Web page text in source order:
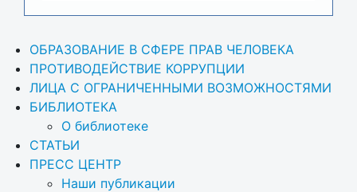
ОБРАЗОВАНИЕ В СФЕРЕ ПРАВ ЧЕЛОВЕКА
ПРОТИВОДЕЙСТВИЕ КОРРУПЦИИ
ЛИЦА С ОГРАНИЧЕННЫМИ ВОЗМОЖНОСТЯМИ
БИБЛИОТЕКА
О библиотеке
СТАТЬИ
ПРЕСС ЦЕНТР
Наши публикации